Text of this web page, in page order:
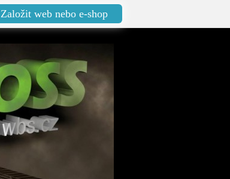
Založit web nebo e-shop